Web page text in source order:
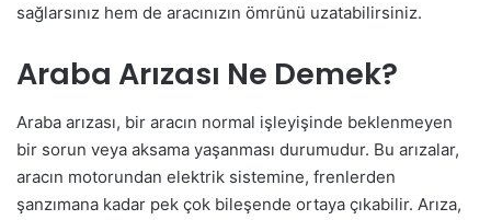
sağlarsınız hem de aracınızın ömrünü uzatabilirsiniz.
Araba Arızası Ne Demek?
Araba arızası, bir aracın normal işleyişinde beklenmeyen
bir sorun veya aksama yaşanması durumudur. Bu arızalar,
aracın motorundan elektrik sistemine, frenlerden
şanzımana kadar pek çok bileşende ortaya çıkabilir. Arıza,